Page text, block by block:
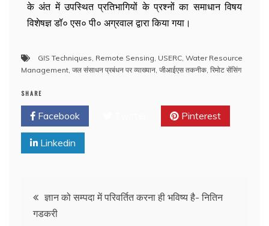
के अंत में उपस्थित प्रतिभागियों के प्रश्नों का समाधान विषय
विशेषज्ञ डॉ० एस० पी० अग्रवाल द्वारा किया गया।
GIS Techniques, Remote Sensing, USERC, Water Resource
Management, जल संसाधन प्रबंधन पर व्याख्यान, जीआईएस तकनीक, रिमोट सेंसिंग
SHARE
Facebook Pinterest
Linkedin
ज्ञान को सम्पदा में परिवर्तित करना ही भविष्य है- नितिन
गडकरी